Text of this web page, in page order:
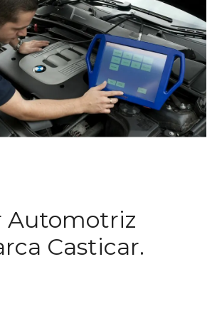
Automotriz
Casticar.